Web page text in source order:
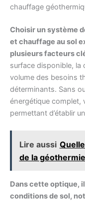
chauffage
Choisir un système
et chauffage au sol
plusieurs facteurs
surface disponible, la
volume des besoins
déterminants. Sans
énergétique complet,
permettant d’établir
Lire aussi
de la
Dans cette optique,
conditions de sol,